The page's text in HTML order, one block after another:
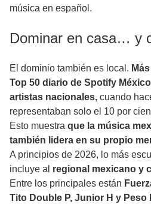
música en español.
Dominar en casa… y
El dominio también es local.
Top 50 diario de Spotify
artistas nacionales, cuando
representaban solo el 10 por
Esto muestra que la música
también lidera en su propio
A principios de 2026, lo más
incluye al regional mexicano y
Entre los principales están
Tito Double P, Junior H y Peso